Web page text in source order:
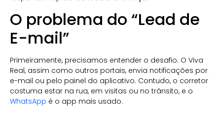
O problema do “Lead de
E-mail”
Primeiramente, precisamos entender o desafio. O Viva
Real, assim como outros portais, envia notificações por
e-mail ou pelo painel do aplicativo. Contudo, o corretor
costuma estar na rua, em visitas ou no trânsito, e o
WhatsApp é o app mais usado.